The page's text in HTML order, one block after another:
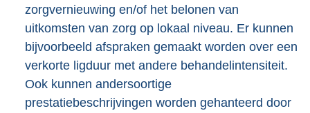
zorgvernieuwing en/of het belonen van
uitkomsten van zorg op lokaal niveau. Er kunnen
bijvoorbeeld afspraken gemaakt worden over een
verkorte ligduur met andere behandelintensiteit.
Ook kunnen andersoortige
prestatiebeschrijvingen worden gehanteerd door